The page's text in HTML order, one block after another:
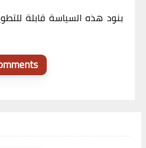
بنود هذه السياسة قابلة